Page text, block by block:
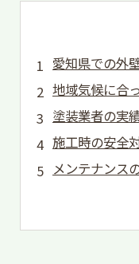
愛知県での外
地域気候に合
塗装業者の実
施工時の安全
メンテナンス